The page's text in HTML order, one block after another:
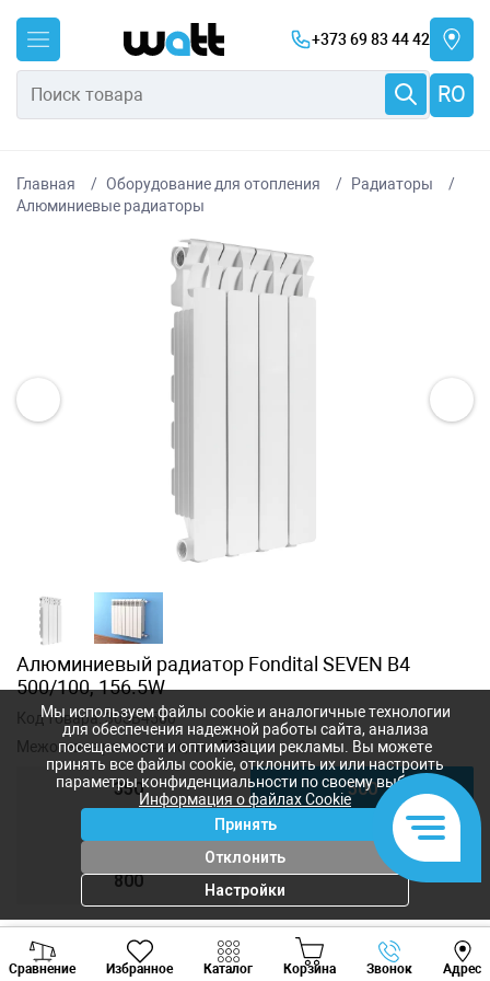
+373 69 83 44 42
RO
Главная Оборудование для отопления
Радиаторы
Алюминиевые радиаторы
Алюминиевый радиатор Fondital SEVEN B4
500/100, 156.5W
Код товара:30SB4500
Межосевое расстояние, мм:500
350 500
800
430
Сравнение Избранное Каталог Корзина Звонок Адрес
Viber Whatsapp
Мы используем файлы cookie и аналогичные технологии
для обеспечения надежной работы сайта, анализа
посещаемости и оптимизации рекламы. Вы можете
принять все файлы cookie, отклонить их или настроить
параметры конфиденциальности по своему выбору.
Информация о файлах Cookie
Принять
Отклонить
Настройки